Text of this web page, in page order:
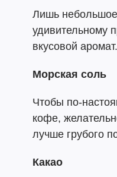
Лишь небольшое
удивительному
вкусовой аромат.
Морская соль
Чтобы по-
кофе,
лучше грубого
Какао